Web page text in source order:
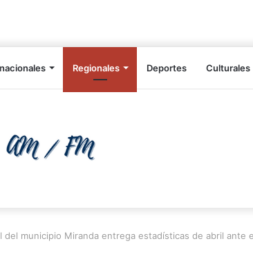
Regionales Deportes Culturales
del municipio Miranda entrega estadísticas de abril ante